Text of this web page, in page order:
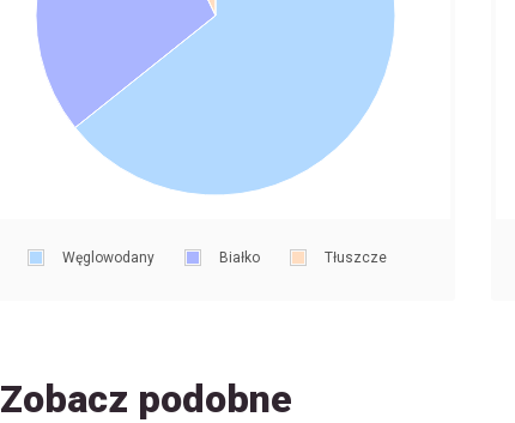
Węglowodany Białko Tłuszcze
Zobacz podobne